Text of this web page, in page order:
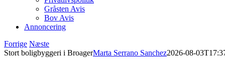
Gråsten Avis
Bov Avis
Annoncering
Forrige Næste
Stort bolig­byggeri i BroagerMarta Serrano Sanchez2026-08-